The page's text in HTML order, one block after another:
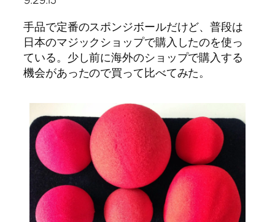
手品で定番のスポンジボールだけど、普段は
日本のマジックショップで購入したのを使っ
ている。少し前に海外のショップで購入する
機会があったので買って比べてみた。